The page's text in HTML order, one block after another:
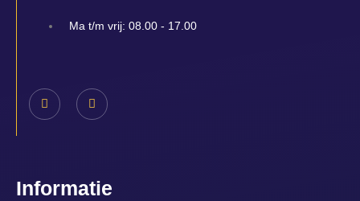
Ma t/m vrij: 08.00 - 17.00
Informatie